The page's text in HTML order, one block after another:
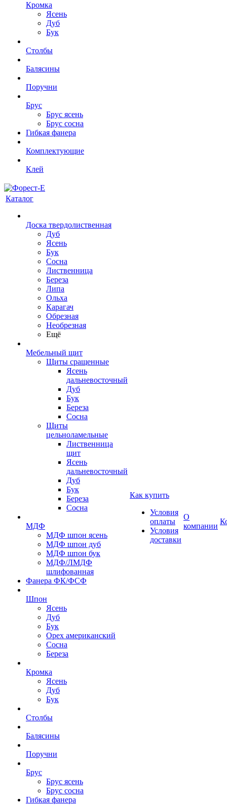
Кромка
Ясень
Дуб
Бук
Столбы
Балясины
Поручни
Брус
Брус ясень
Брус сосна
Гибкая фанера
Комплектующие
Клей
Каталог
Доска твердолиственная
Дуб
Ясень
Бук
Сосна
Лиственница
Береза
Липа
Ольха
Карагач
Обрезная
Необрезная
Ещё
Мебельный щит
Щиты сращенные
Ясень
дальневосточный
Дуб
Бук
Береза
Сосна
Щиты
цельноламельные
Лиственница
щит
Ясень
дальневосточный
Дуб
Бук
Береза
Сосна
МДФ
МДФ шпон ясень
МДФ шпон дуб
МДФ шпон бук
МДФ/ЛМДФ
шлифованная
Фанера ФК/ФСФ
Шпон
Ясень
Дуб
Бук
Орех американский
Сосна
Береза
Кромка
Ясень
Дуб
Бук
Столбы
Балясины
Поручни
Брус
Брус ясень
Брус сосна
Гибкая фанера
Как купить
Условия
оплаты
Условия
доставки
О
компании